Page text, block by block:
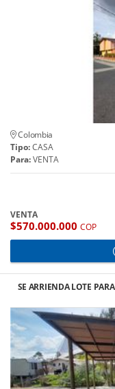
Colombia
Tipo:CASA
Para:VENTA
VENTA
$570.000.000 COP
SE ARRIENDA LOTE